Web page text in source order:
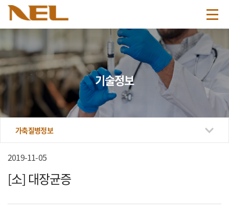
기술정보
가축질병정보
2019-11-05
[소] 대장균증